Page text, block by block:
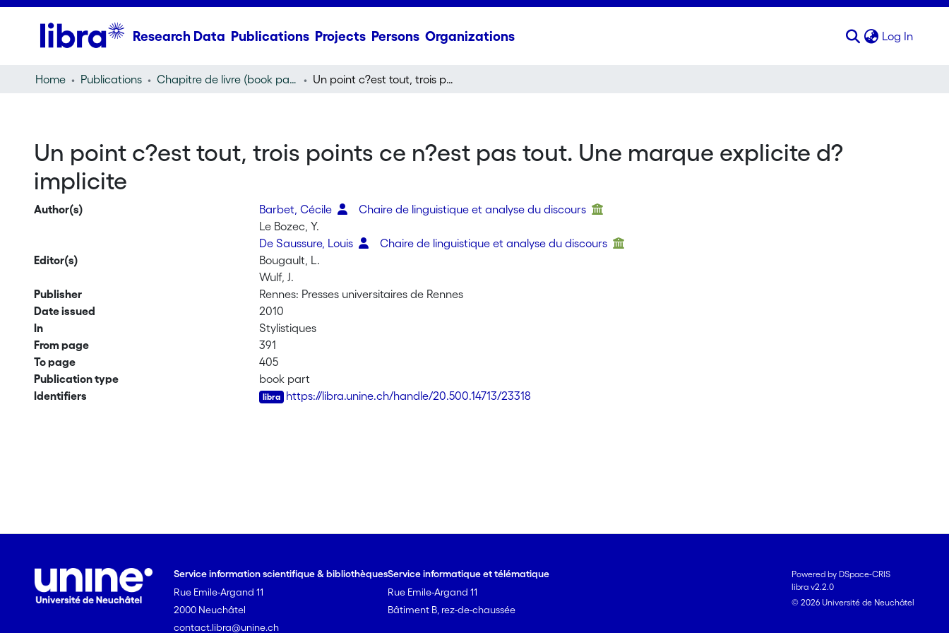
Research Data Publications Projects Persons Organizations Log In
Home Publications Chapitre de livre (book part) Un point c?est tout, trois points ce n?est pas tout. Une marque explicite d?implicite
Un point c?est tout, trois points ce n?est pas tout. Une marque explicite d?
implicite
Author(s) Barbet, Cécile
Chaire de linguistique et analyse du discours
Le Bozec, Y.
De Saussure, Louis
Chaire de linguistique et analyse du discours
Editor(s)
Bougault, L.
Wulf, J.
Publisher
Rennes: Presses universitaires de Rennes
Date issued
2010
In
Stylistiques
From page
391
To page
405
Publication type
book part
Identifiers
https://libra.unine.ch/handle/20.500.14713/23318
Service information scientifique & bibliothèques
Rue Emile-Argand 11
2000 Neuchâtel
contact.libra@unine.ch
Service informatique et télématique
Rue Emile-Argand 11
Bâtiment B, rez-de-chaussée
Powered by DSpace-CRIS
libra v2.2.0
© 2026 Université de Neuchâtel